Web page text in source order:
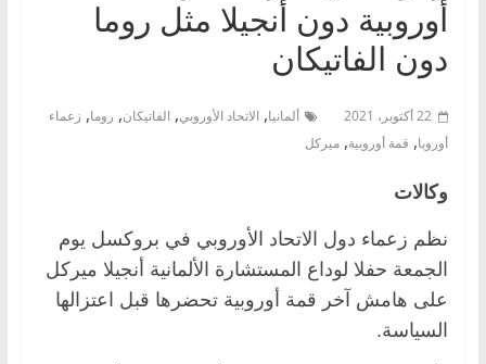
أوروبية دون أنجيلا مثل روما
دون الفاتيكان
22 أكتوبر، 2021 ألمانيا, الاتحاد الأوروبي, الفاتيكان, روما, زعماء
أوروبا, قمة أوروبية, ميركل
وكالات
نظم زعماء دول الاتحاد الأوروبي في بروكسل يوم
الجمعة حفلا لوداع المستشارة الألمانية أنجيلا ميركل
على هامش آخر قمة أوروبية تحضرها قبل اعتزالها
السياسة.